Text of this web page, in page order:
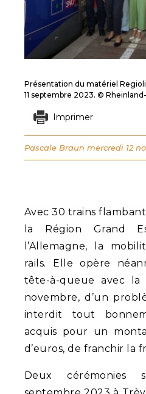
Avec 30 trains
la Région Grand
l’Allemagne, la
rails. Elle opère
tête-à-queue avec la
novembre, d’un
interdit tout
acquis pour un
d’euros, de franchir la
Deux cérémonies
Présentation du matériel
11 septembre 2023. ©
Imprimer
Pascale Braun mercredi 12